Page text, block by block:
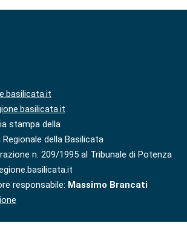
stampa della
Regionale della Basilicata
n. 209/1995 al Tribunale di Potenza
responsabile: Massimo Brancati